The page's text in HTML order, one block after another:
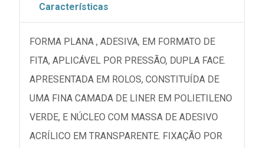
Características
FORMA PLANA , ADESIVA, EM FORMATO DE
FITA, APLICÁVEL POR PRESSÃO, DUPLA FACE.
APRESENTADA EM ROLOS, CONSTITUÍDA DE
UMA FINA CAMADA DE LINER EM POLIETILENO
VERDE, E NÚCLEO COM MASSA DE ADESIVO
ACRÍLICO EM TRANSPARENTE. FIXAÇÃO POR